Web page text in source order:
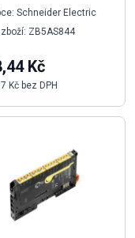
Schneider Electric
ZB5AS844
Kč
Kč bez DPH